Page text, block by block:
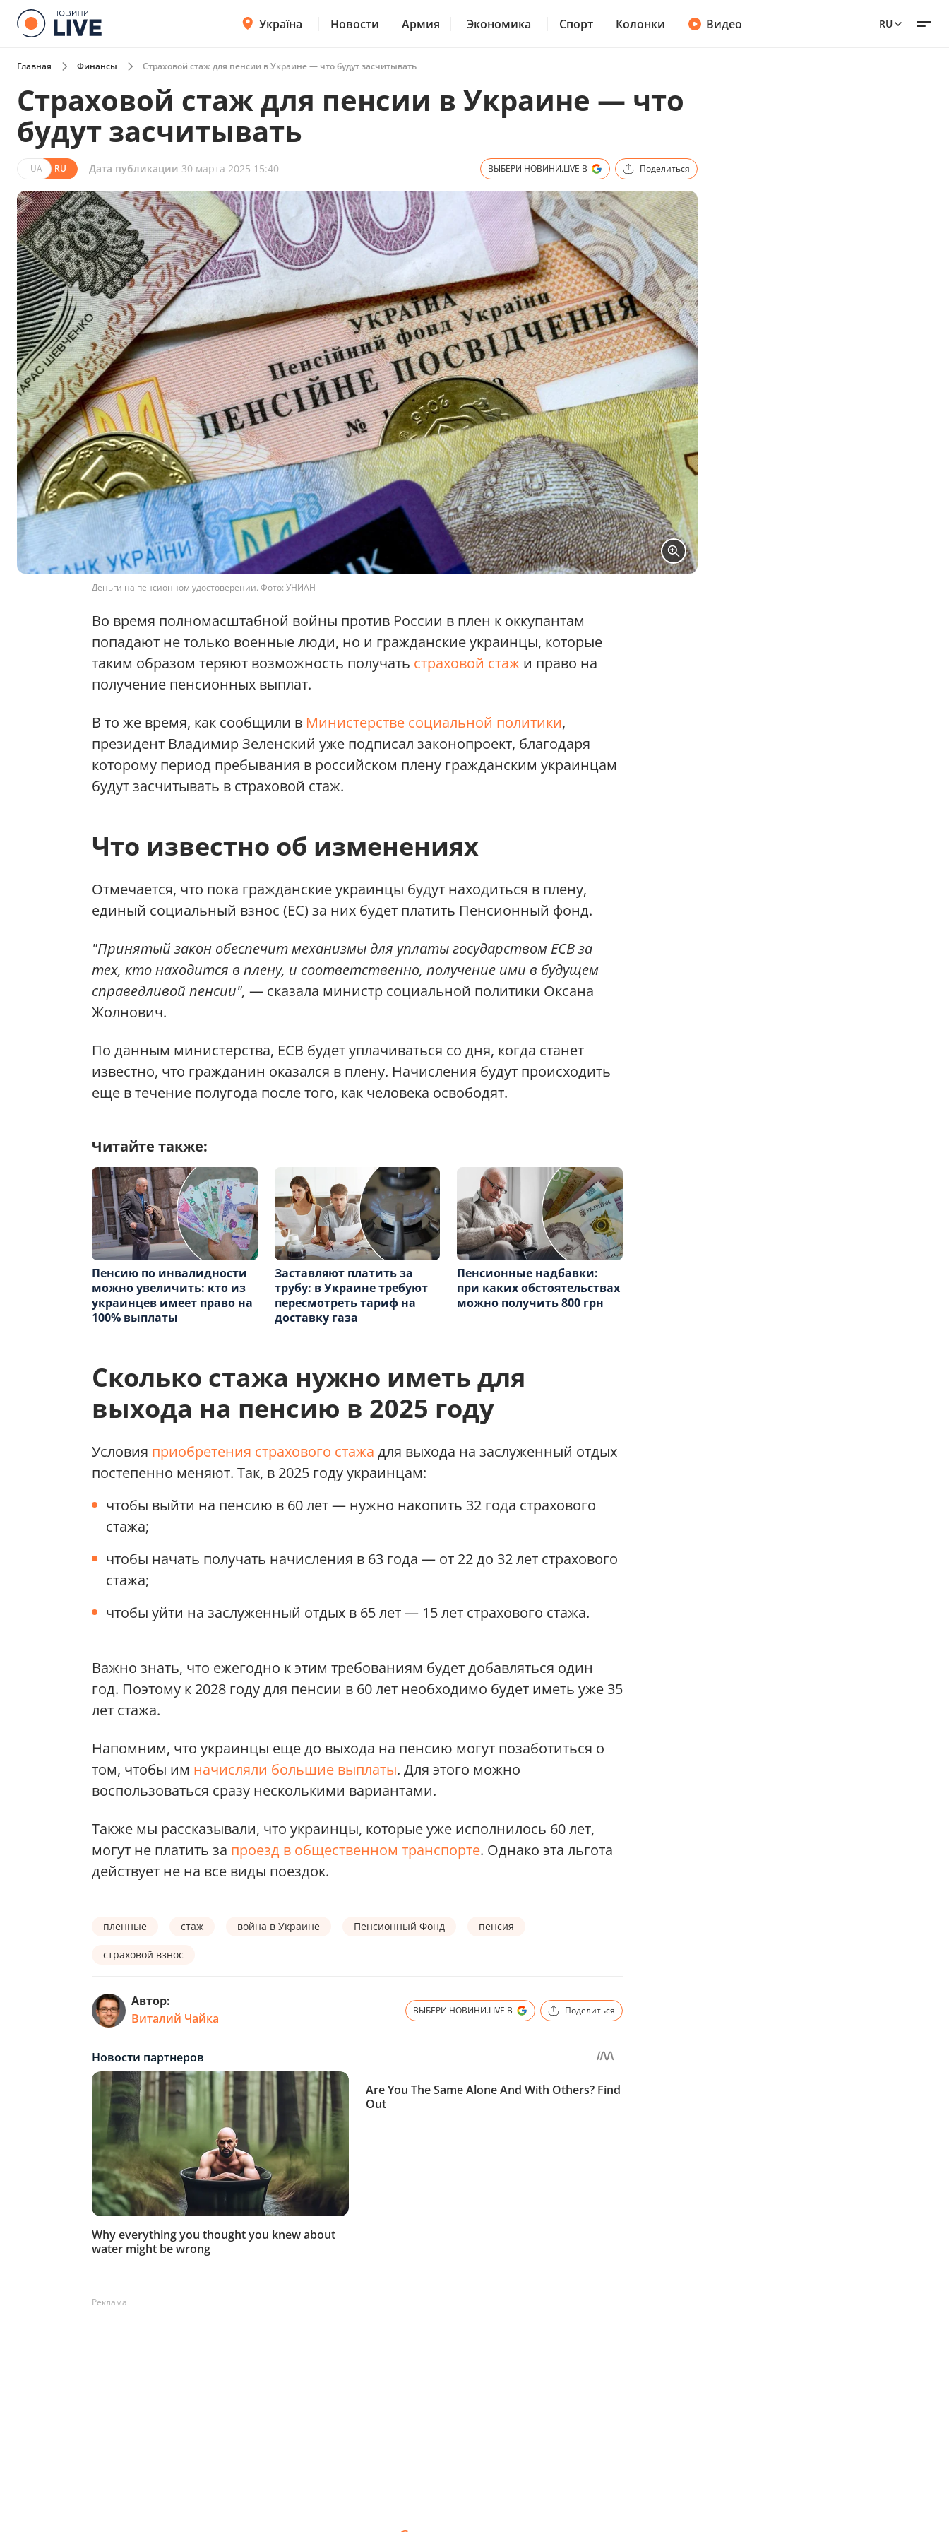
Україна Новости Армия Экономика Спорт Колонки Видео RU
Главная Финансы Страховой стаж для пенсии в Украине — что будут засчитывать
Страховой стаж для пенсии в Украине — что
будут засчитывать
UA RU Дата публикации 30 марта 2025 15:40 ВЫБЕРИ НОВИНИ.LIVE В Поделиться
Деньги на пенсионном удостоверении. Фото: УНИАН
Во время полномасштабной войны против России в плен к оккупантам
попадают не только военные люди, но и гражданские украинцы, которые
таким образом теряют возможность получать страховой стаж и право на
получение пенсионных выплат.
В то же время, как сообщили в Министерстве социальной политики,
президент Владимир Зеленский уже подписал законопроект, благодаря
которому период пребывания в российском плену гражданским украинцам
будут засчитывать в страховой стаж.
Что известно об изменениях
Отмечается, что пока гражданские украинцы будут находиться в плену,
единый социальный взнос (ЕС) за них будет платить Пенсионный фонд.
"Принятый закон обеспечит механизмы для уплаты государством ЕСВ за
тех, кто находится в плену, и соответственно, получение ими в будущем
справедливой пенсии", — сказала министр социальной политики Оксана
Жолнович.
По данным министерства, ЕСВ будет уплачиваться со дня, когда станет
известно, что гражданин оказался в плену. Начисления будут происходить
еще в течение полугода после того, как человека освободят.
Читайте также:
Пенсию по инвалидности
можно увеличить: кто из
украинцев имеет право на
100% выплаты
Заставляют платить за
трубу: в Украине требуют
пересмотреть тариф на
доставку газа
Пенсионные надбавки:
при каких обстоятельствах
можно получить 800 грн
Сколько стажа нужно иметь для
выхода на пенсию в 2025 году
Условия приобретения страхового стажа для выхода на заслуженный отдых
постепенно меняют. Так, в 2025 году украинцам:
чтобы выйти на пенсию в 60 лет — нужно накопить 32 года страхового
стажа;
чтобы начать получать начисления в 63 года — от 22 до 32 лет страхового
стажа;
чтобы уйти на заслуженный отдых в 65 лет — 15 лет страхового стажа.
Важно знать, что ежегодно к этим требованиям будет добавляться один
год. Поэтому к 2028 году для пенсии в 60 лет необходимо будет иметь уже 35
лет стажа.
Напомним, что украинцы еще до выхода на пенсию могут позаботиться о
том, чтобы им начисляли большие выплаты. Для этого можно
воспользоваться сразу несколькими вариантами.
Также мы рассказывали, что украинцы, которые уже исполнилось 60 лет,
могут не платить за проезд в общественном транспорте. Однако эта льгота
действует не на все виды поездок.
пленные стаж война в Украине Пенсионный Фонд пенсия
страховой взнос
Автор:
Виталий Чайка
ВЫБЕРИ НОВИНИ.LIVE В Поделиться
Реклама